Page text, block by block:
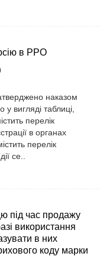
в РРО
наказом
вигляді таблиці,
перелік
в органах
перелік
се..
під час продажу
використання
в них
коду марки